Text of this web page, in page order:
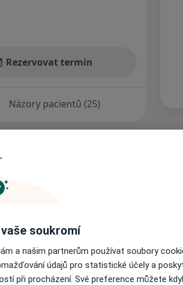
Rezervovat termín
Názory pacientů (25)
k dispozici
o svých službách.
soukromí
a našim partnerům používat soubory
údajů pro statistické účely a
při procházení. Své preference můžete